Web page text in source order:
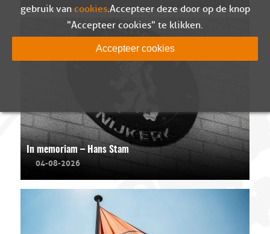
In memoriam – Hans Stam
04-08-2026
gebruik van cookies. Accepteer deze door op de knop
"Accepteer cookies" te klikken.
Accepteer cookies